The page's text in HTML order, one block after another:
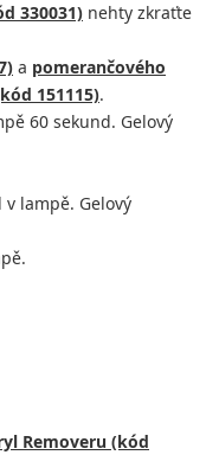
330031) nehty zkraťte
a pomerančového
151115).
60 sekund. Gelový
lampě. Gelový
Removeru (kód